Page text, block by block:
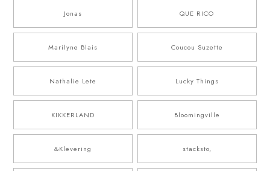
Jonas QUE RICO
Marilyne Blais Coucou Suzette
Nathalie Lete Lucky Things
KIKKERLAND Bloomingville
&Klevering stacksto,